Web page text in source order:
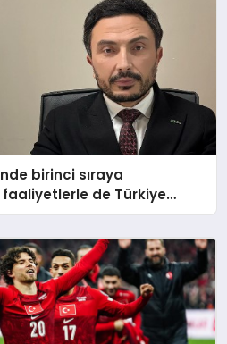
birinci sıraya
de Türkiye